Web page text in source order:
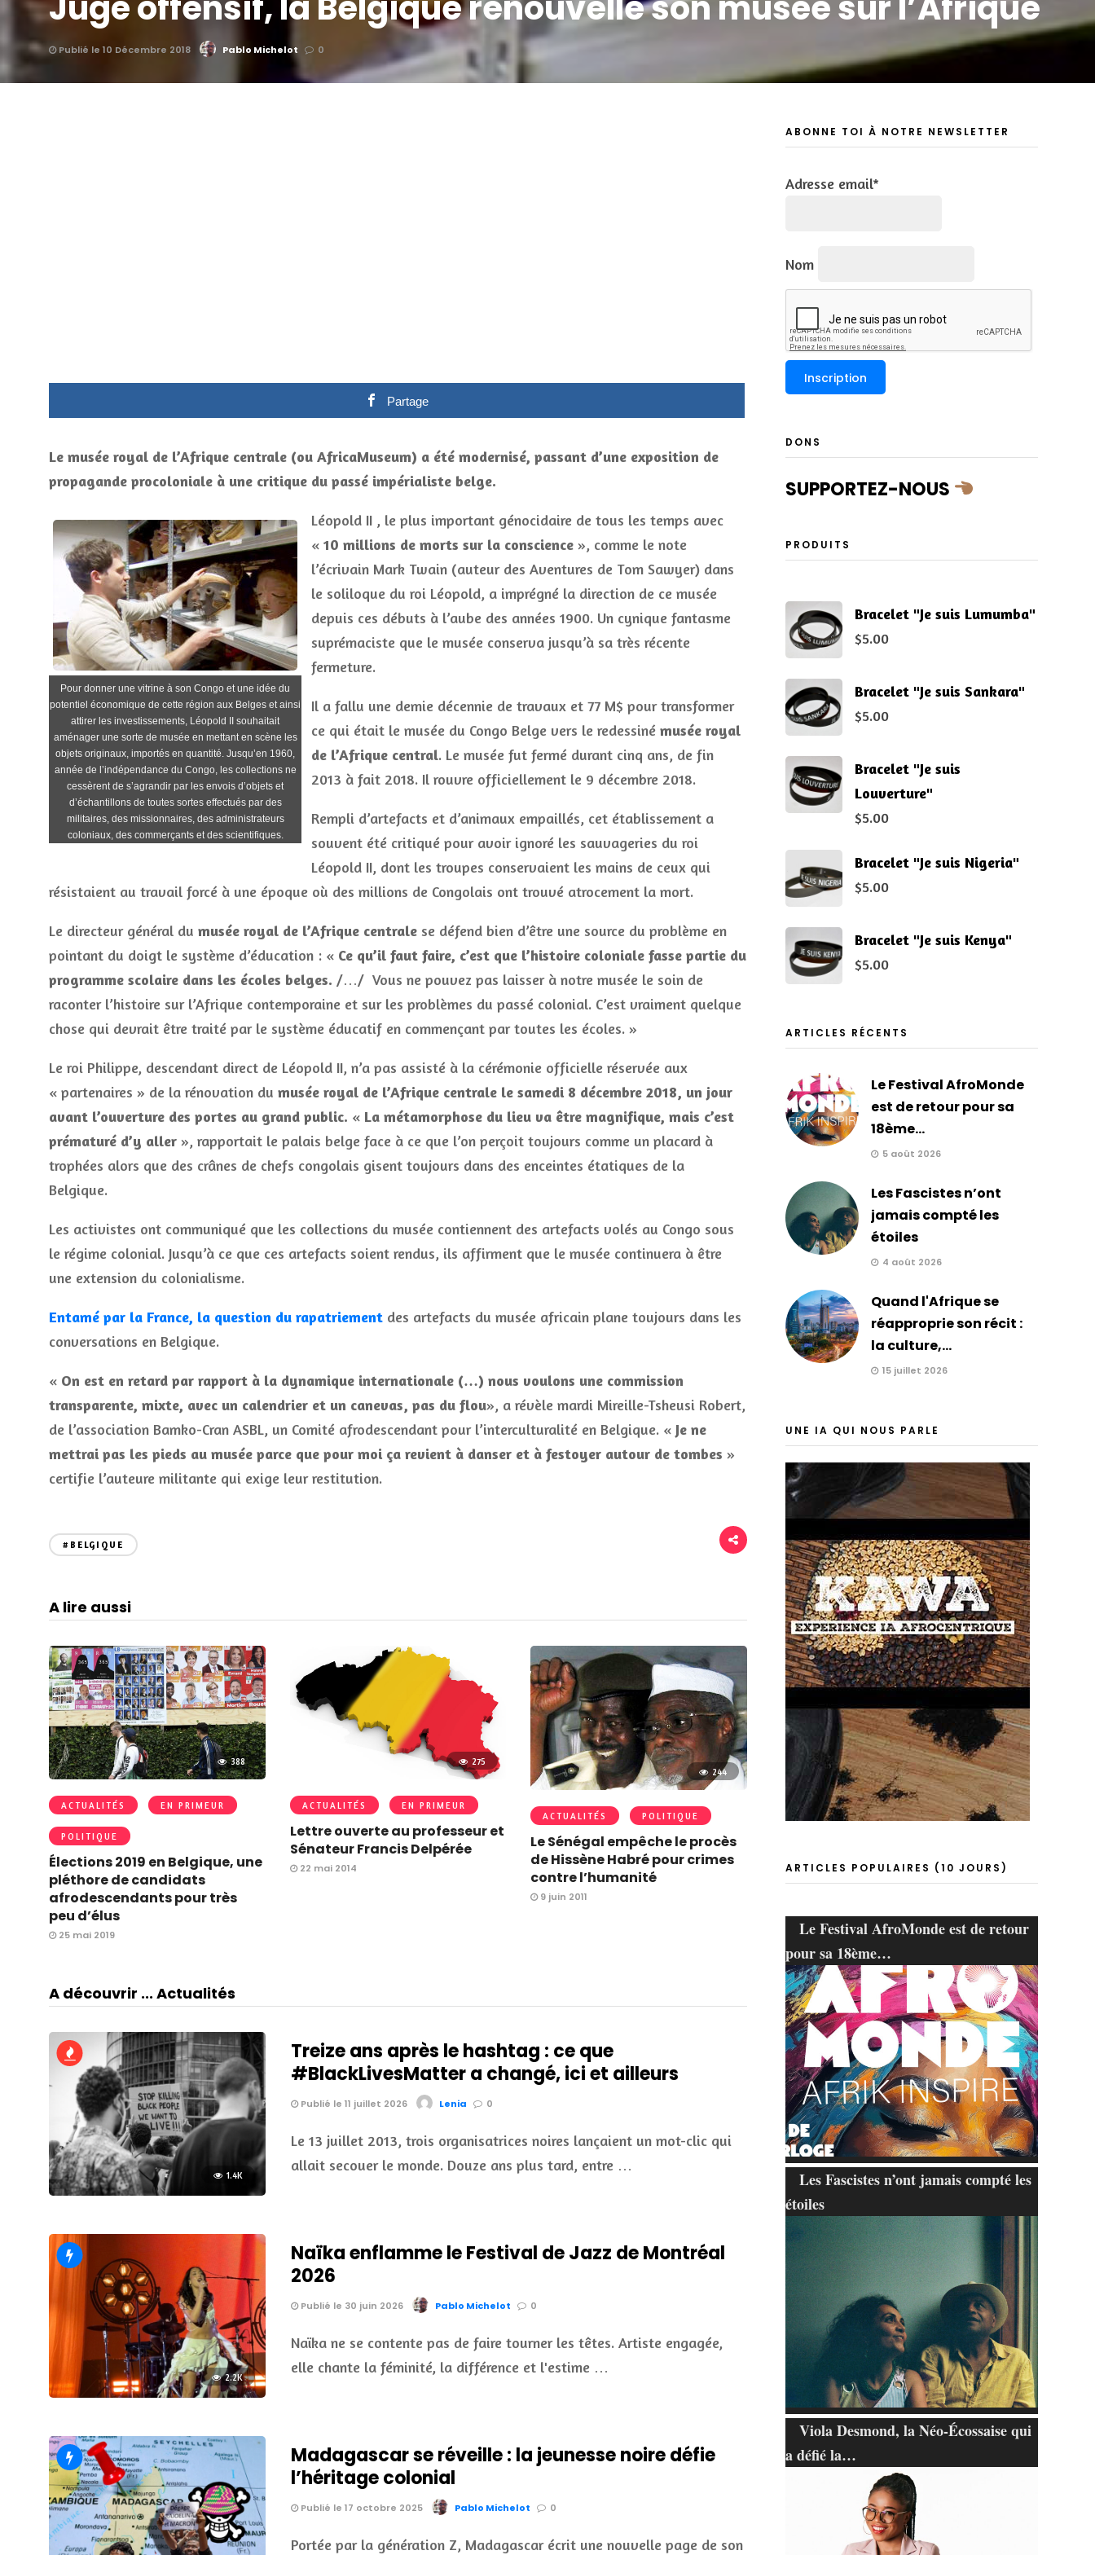
Publié le 10 Décembre 2018 Pablo Michelot 0
Partage
Le musée royal de l’Afrique centrale (ou AfricaMuseum) a été modernisé, passant d’une exposition de
propagande procoloniale à une critique du passé impérialiste belge.
Pour donner une vitrine à son Congo et une idée du
potentiel économique de cette région aux Belges et ainsi
attirer les investissements, Léopold II souhaitait
aménager une sorte de musée en mettant en scène les
objets originaux, importés en quantité. Jusqu’en 1960,
année de l’indépendance du Congo, les collections ne
cessèrent de s’agrandir par les envois d’objets et
d’échantillons de toutes sortes effectués par des
militaires, des missionnaires, des administrateurs
coloniaux, des commerçants et des scientifiques.
Léopold II , le plus important génocidaire de tous les temps avec
« 10 millions de morts sur la conscience », comme le note
l’écrivain Mark Twain (auteur des Aventures de Tom Sawyer) dans
le soliloque du roi Léopold, a imprégné la direction de ce musée
depuis ces débuts à l’aube des années 1900. Un cynique fantasme
suprémaciste que le musée conserva jusqu’à sa très récente
fermeture.
Il a fallu une demie décennie de travaux et 77 M$ pour transformer
ce qui était le musée du Congo Belge vers le redessiné musée royal
de l’Afrique central. Le musée fut fermé durant cinq ans, de fin
2013 à fait 2018. Il rouvre officiellement le 9 décembre 2018.
Rempli d’artefacts et d’animaux empaillés, cet établissement a
souvent été critiqué pour avoir ignoré les sauvageries du roi
Léopold II, dont les troupes conservaient les mains de ceux qui
résistaient au travail forcé à une époque où des millions de Congolais ont trouvé atrocement la mort.
Le directeur général du musée royal de l’Afrique centrale se défend bien d’être une source du problème en
pointant du doigt le système d’éducation : « Ce qu’il faut faire, c’est que l’histoire coloniale fasse partie du
programme scolaire dans les écoles belges. /…/ Vous ne pouvez pas laisser à notre musée le soin de
raconter l’histoire sur l’Afrique contemporaine et sur les problèmes du passé colonial. C’est vraiment quelque
chose qui devrait être traité par le système éducatif en commençant par toutes les écoles. »
Le roi Philippe, descendant direct de Léopold II, n’a pas assisté à la cérémonie officielle réservée aux
« partenaires » de la rénovation du musée royal de l’Afrique centrale le samedi 8 décembre 2018, un jour
avant l’ouverture des portes au grand public. « La métamorphose du lieu va être magnifique, mais c’est
prématuré d’y aller », rapportait le palais belge face à ce que l’on perçoit toujours comme un placard à
trophées alors que des crânes de chefs congolais gisent toujours dans des enceintes étatiques de la
Belgique.
Les activistes ont communiqué que les collections du musée contiennent des artefacts volés au Congo sous
le régime colonial. Jusqu’à ce que ces artefacts soient rendus, ils affirment que le musée continuera à être
une extension du colonialisme.
Entamé par la France, la question du rapatriement des artefacts du musée africain plane toujours dans les
conversations en Belgique.
« On est en retard par rapport à la dynamique internationale (…) nous voulons une commission
transparente, mixte, avec un calendrier et un canevas, pas du flou», a révèle mardi Mireille-Tsheusi Robert,
de l’association Bamko-Cran ASBL, un Comité afrodescendant pour l’interculturalité en Belgique. « Je ne
mettrai pas les pieds au musée parce que pour moi ça revient à danser et à festoyer autour de tombes »
certifie l’auteure militante qui exige leur restitution.
#BELGIQUE
A lire aussi
388
ACTUALITÉS EN PRIMEUR
POLITIQUE
Élections 2019 en Belgique, une
pléthore de candidats
afrodescendants pour très
peu d’élus
25 mai 2019
275
ACTUALITÉS EN PRIMEUR
Lettre ouverte au professeur et
Sénateur Francis Delpérée
22 mai 2014
244
ACTUALITÉS POLITIQUE
Le Sénégal empêche le procès
de Hissène Habré pour crimes
contre l’humanité
9 juin 2011
A découvrir ... Actualités
1.4K
Treize ans après le hashtag : ce que
#BlackLivesMatter a changé, ici et ailleurs
Publié le 11 juillet 2026 Lenia 0
Le 13 juillet 2013, trois organisatrices noires lançaient un mot-clic qui
allait secouer le monde. Douze ans plus tard, entre …
2.2K
Naïka enflamme le Festival de Jazz de Montréal
2026
Publié le 30 juin 2026 Pablo Michelot 0
Naïka ne se contente pas de faire tourner les têtes. Artiste engagée,
elle chante la féminité, la différence et l'estime …
Madagascar se réveille : la jeunesse noire défie
l’héritage colonial
Publié le 17 octobre 2025 Pablo Michelot 0
Portée par la génération Z, Madagascar écrit une nouvelle page de son
ABONNE TOI À NOTRE NEWSLETTER
Adresse email*
Nom
DONS
SUPPORTEZ-NOUS
PRODUITS
Bracelet "Je suis Lumumba"
$5.00
Bracelet "Je suis Sankara"
$5.00
Bracelet "Je suis
Louverture"
$5.00
Bracelet "Je suis Nigeria"
$5.00
Bracelet "Je suis Kenya"
$5.00
ARTICLES RÉCENTS
Le Festival AfroMonde
est de retour pour sa
18ème...
5 août 2026
Les Fascistes n’ont
jamais compté les
étoiles
4 août 2026
Quand l'Afrique se
réapproprie son récit :
la culture,...
15 juillet 2026
UNE IA QUI NOUS PARLE
ARTICLES POPULAIRES (10 JOURS)
Le Festival AfroMonde est de retour
pour sa 18ème…
Les Fascistes n’ont jamais compté les
étoiles
Viola Desmond, la Néo-Écossaise qui
a défié la…